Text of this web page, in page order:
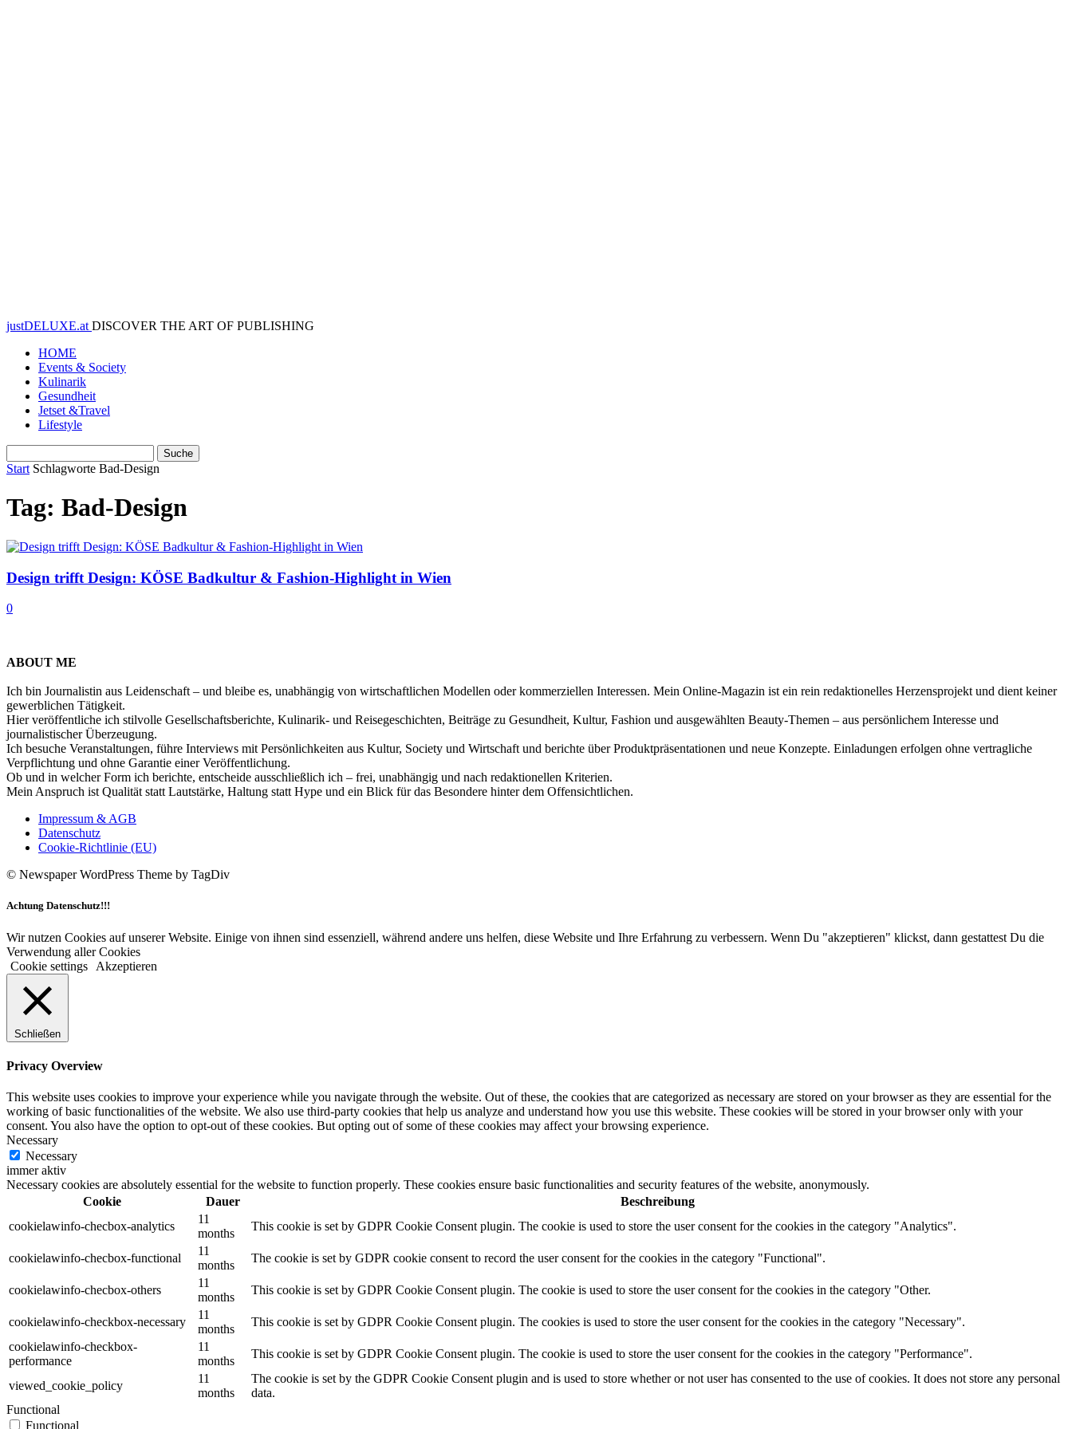
justDELUXE.at DISCOVER THE ART OF PUBLISHING
HOME
Events & Society
Kulinarik
Gesundheit
Jetset &Travel
Lifestyle
Start Schlagworte Bad-Design
Tag: Bad-Design
Design trifft Design: KÖSE Badkultur & Fashion-Highlight in Wien
0
ABOUT ME
Ich bin Journalistin aus Leidenschaft – und bleibe es, unabhängig von wirtschaftlichen Modellen oder kommerziellen Interessen. Mein Online-Magazin ist ein rein redaktionelles Herzensprojekt und dient keiner
gewerblichen Tätigkeit.
Hier veröffentliche ich stilvolle Gesellschaftsberichte, Kulinarik- und Reisegeschichten, Beiträge zu Gesundheit, Kultur, Fashion und ausgewählten Beauty-Themen – aus persönlichem Interesse und
journalistischer Überzeugung.
Ich besuche Veranstaltungen, führe Interviews mit Persönlichkeiten aus Kultur, Society und Wirtschaft und berichte über Produktpräsentationen und neue Konzepte. Einladungen erfolgen ohne vertragliche
Verpflichtung und ohne Garantie einer Veröffentlichung.
Ob und in welcher Form ich berichte, entscheide ausschließlich ich – frei, unabhängig und nach redaktionellen Kriterien.
Mein Anspruch ist Qualität statt Lautstärke, Haltung statt Hype und ein Blick für das Besondere hinter dem Offensichtlichen.
Impressum & AGB
Datenschutz
Cookie-Richtlinie (EU)
© Newspaper WordPress Theme by TagDiv
Achtung Datenschutz!!!
Wir nutzen Cookies auf unserer Website. Einige von ihnen sind essenziell, während andere uns helfen, diese Website und Ihre Erfahrung zu verbessern. Wenn Du "akzeptieren" klickst, dann gestattest Du die
Verwendung aller Cookies
Cookie settings
Akzeptieren
Schließen
Privacy Overview
This website uses cookies to improve your experience while you navigate through the website. Out of these, the cookies that are categorized as necessary are stored on your browser as they are essential for the
working of basic functionalities of the website. We also use third-party cookies that help us analyze and understand how you use this website. These cookies will be stored in your browser only with your
consent. You also have the option to opt-out of these cookies. But opting out of some of these cookies may affect your browsing experience.
Necessary
Necessary
immer aktiv
Necessary cookies are absolutely essential for the website to function properly. These cookies ensure basic functionalities and security features of the website, anonymously.
Cookie
Dauer
Beschreibung
cookielawinfo-checbox-analytics
11
months
This cookie is set by GDPR Cookie Consent plugin. The cookie is used to store the user consent for the cookies in the category "Analytics".
cookielawinfo-checbox-functional
11
months
The cookie is set by GDPR cookie consent to record the user consent for the cookies in the category "Functional".
cookielawinfo-checbox-others
11
months
This cookie is set by GDPR Cookie Consent plugin. The cookie is used to store the user consent for the cookies in the category "Other.
cookielawinfo-checkbox-necessary
11
months
This cookie is set by GDPR Cookie Consent plugin. The cookies is used to store the user consent for the cookies in the category "Necessary".
cookielawinfo-checkbox-
performance
11
months
This cookie is set by GDPR Cookie Consent plugin. The cookie is used to store the user consent for the cookies in the category "Performance".
viewed_cookie_policy
11
months
The cookie is set by the GDPR Cookie Consent plugin and is used to store whether or not user has consented to the use of cookies. It does not store any personal
data.
Functional
Functional